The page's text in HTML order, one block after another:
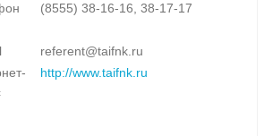
(8555) 38-16-16, 38-17-17
referent@taifnk.ru
http://www.taifnk.ru